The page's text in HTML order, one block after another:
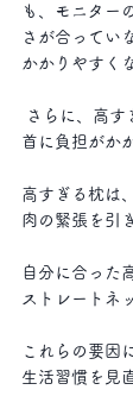
も、モニター
さが合ってい
かかりやすく
首に負担がか
高すぎる枕は
肉の緊張を引
自分に合った
ストレートネ
これらの要因
生活習慣を見